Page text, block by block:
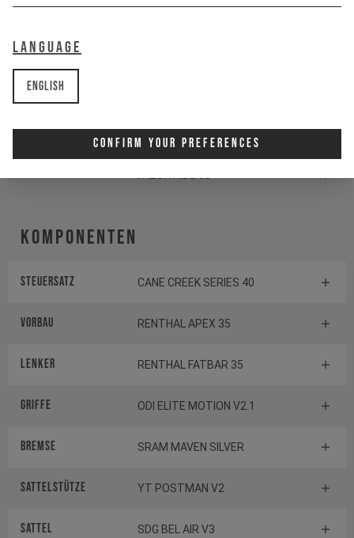
Language
English
Confirm Your Preferences
Antrieb
Batterie FAZUA RIDE 60
Komponenten
Steuersatz CANE CREEK SERIES 40
Vorbau RENTHAL APEX 35
Lenker RENTHAL FATBAR 35
Griffe ODI ELITE MOTION V2.1
Bremse SRAM MAVEN SILVER
Sattelstütze YT POSTMAN V2
Sattel SDG BEL AIR V3